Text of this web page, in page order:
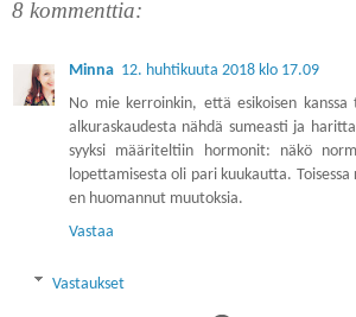
8 kommenttia:
Minna 12. huhtikuuta 2018 klo 17.09
No mie kerroinkin, että esikoisen
alkuraskaudesta nähdä sumeasti ja
syyksi määriteltiin hormonit: näkö
lopettamisesta oli pari kuukautta. Toisessa
en huomannut muutoksia.
Vastaa
Vastaukset